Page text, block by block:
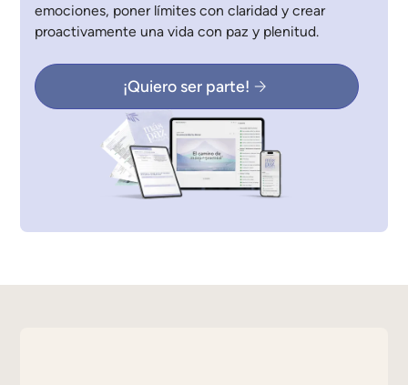
emociones, poner límites con claridad y crear
proactivamente una vida con paz y plenitud.
¡Quiero ser parte!